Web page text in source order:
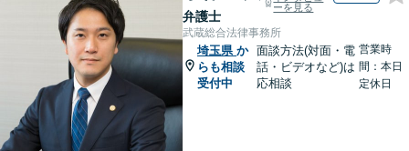
弁護士
ーを見る
武蔵総合法律事務所
埼玉県 か
らも相談
受付中
面談方法(対面・電
話・ビデオなど)は
応相談
営業時
間：本日
定休日